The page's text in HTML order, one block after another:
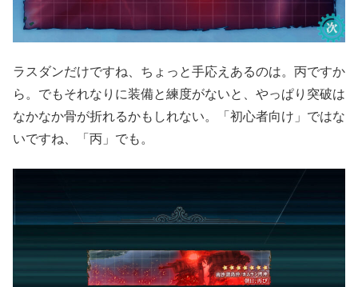
ラスダンだけですね、ちょっと手応えあるのは。丙ですか
ら。でもそれなりに装備と練度がないと、やっぱり突破は
なかなか骨が折れるかもしれない。「初心者向け」ではな
いですね、「丙」でも。